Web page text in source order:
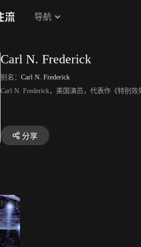
导航
Carl N. Frederick
别名： Carl N. Frederick
Carl N. Frederick，美国演员，代表作《特别效
分享